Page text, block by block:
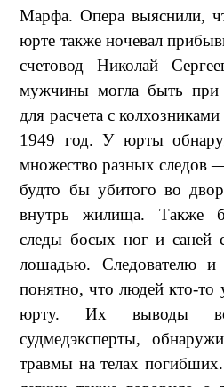
Марфа. Опера выяснили,
юрте также ночевал
счетовод Николай
мужчины могла быть при
для расчета с
1949 год. У юрты
множество разных следов
будто бы убитого во
внутрь жилища. Также
следы босых ног и саней
лошадью. Следователю и
понятно, что людей кто-то
юрту. Их выводы
судмедэксперты,
травмы на телах